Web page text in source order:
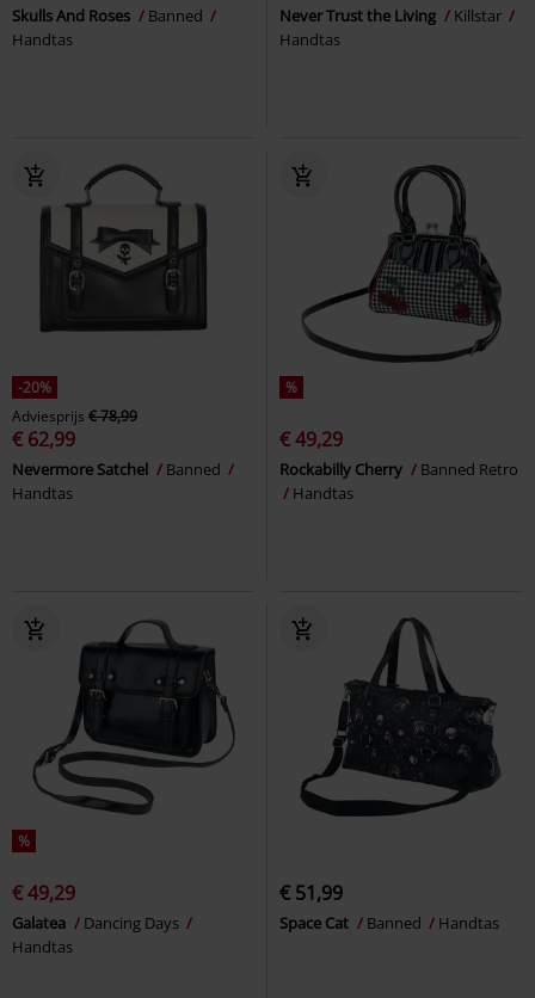
Skulls And Roses
Banned
Handtas
Never Trust the Living
Killstar
Handtas
-20%
Adviesprijs € 78,99
€ 62,99
Nevermore Satchel
Banned
Handtas
%
€ 49,29
Rockabilly Cherry
Banned Retro
Handtas
%
€ 49,29
Galatea
Dancing Days
Handtas
€ 51,99
Space Cat Banned Handtas